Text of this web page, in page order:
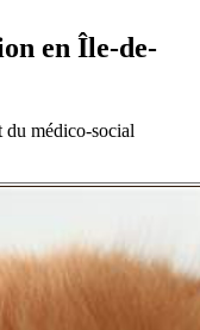
en Île-de-
du médico-social